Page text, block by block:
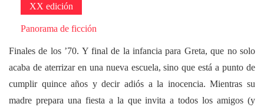
XX edición
Panorama de ficción
Finales de los ’70. Y final de la infancia para Greta, que no solo
acaba de aterrizar en una nueva escuela, sino que está a punto de
cumplir quince años y decir adiós a la inocencia. Mientras su
madre prepara una fiesta a la que invita a todos los amigos (y